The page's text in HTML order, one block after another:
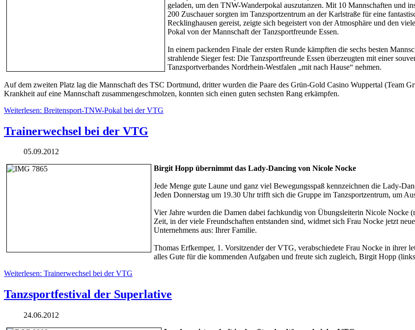
geladen, um den TNW-Wanderpokal auszutanzen. Mit 10 Mannschaften und
200 Zuschauer sorgten im Tanzsportzentrum an der Karlstraße für eine
Recklinghausen gereist, zeigte sich begeistert von der Atmosphäre und den
Pokal von der Mannschaft der Tanzsportfreunde Essen.
In einem packenden Finale der ersten Runde kämpften die sechs besten
strahlende Sieger fest: Die Tanzsportfreunde Essen überzeugten mit einer
Tanzsportverbandes Nordrhein-Westfalen „mit nach Hause“ nehmen.
Auf dem zweiten Platz lag die Mannschaft des TSC Dortmund, dritter wurden die Paare des Grün-Gold Casino Wuppertal (Team
Krankheit auf eine Mannschaft zusammengeschmolzen, konnten sich einen guten sechsten Rang erkämpfen.
Weiterlesen: Breitensport-TNW-Pokal bei der VTG
Trainerwechsel bei der VTG
05.09.2012
Birgit Hopp übernimmt das Lady-Dancing von Nicole Nocke
Jede Menge gute Laune und ganz viel Bewegungsspaß kennzeichnen die Lady-
Jeden Donnerstag um 19.30 Uhr trifft sich die Gruppe im Tanzsportzentrum, um
Vier Jahre wurden die Damen dabei fachkundig von Übungsleiterin Nicole Nocke
Zeit, in der viele Freundschaften entstanden sind, widmet sich Frau Nocke jetzt
Unternehmens aus: Ihrer Familie.
Thomas Erfkemper, 1. Vorsitzender der VTG, verabschiedete Frau Nocke in ihrer
alles Gute für die kommenden Aufgaben und freute sich zugleich, Birgit Hopp
Weiterlesen: Trainerwechsel bei der VTG
Tanzsportfestival der Superlative
24.06.2012